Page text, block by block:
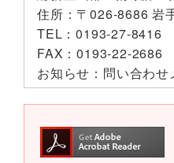
住所： 〒026-8686 岩
TEL：0193-27-8416
FAX：0193-22-2686
お知らせ： 問い合わせ